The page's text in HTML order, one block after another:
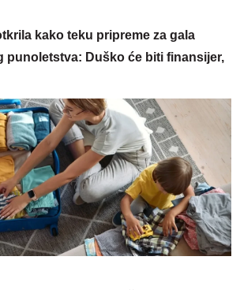
kako teku pripreme za gala
punoletstva: Duško će biti finansijer,